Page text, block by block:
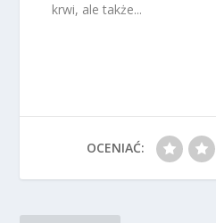
krwi, ale także...
OCENIAĆ: